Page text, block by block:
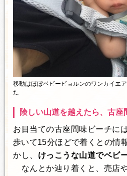
移動はほぼベビービョルンのワンカイエ
た
険しい山道を越えたら、古座
お目当ての古座間味ビーチに
歩いて15分ほどで着くとの情
かし、 けっこうな山道でベビ
なんとか辿り着くと、売店